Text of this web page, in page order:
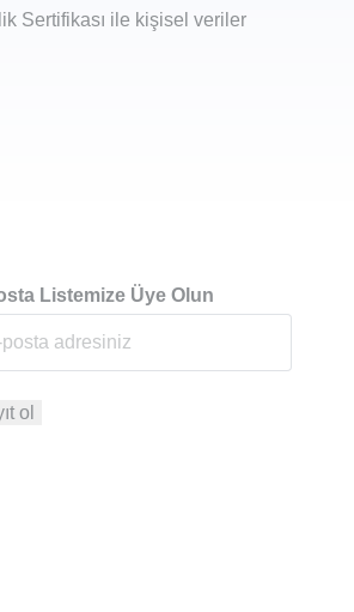
Sertifikası ile kişisel veriler
Listemize Üye Olun